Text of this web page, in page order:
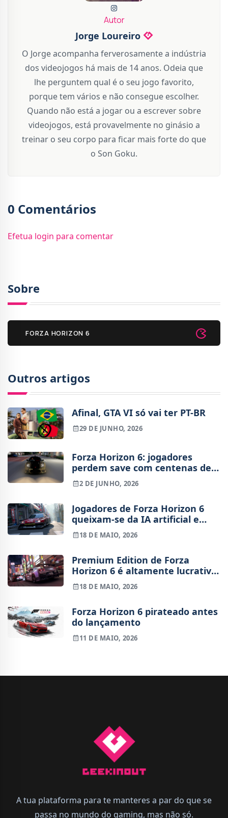
Autor
Jorge Loureiro
O Jorge acompanha ferverosamente a indústria
dos videojogos há mais de 14 anos. Odeia que
lhe perguntem qual é o seu jogo favorito,
porque tem vários e não consegue escolher.
Quando não está a jogar ou a escrever sobre
videojogos, está provavelmente no ginásio a
treinar o seu corpo para ficar mais forte do que
o Son Goku.
0 Comentários
Efetua login para comentar
Sobre
FORZA HORIZON 6
Outros artigos
Afinal, GTA VI só vai ter PT-BR
29 DE JUNHO, 2026
Forza Horizon 6: jogadores
perdem save com centenas de
horas devido a erro
2 DE JUNHO, 2026
Jogadores de Forza Horizon 6
queixam-se da IA artificial e
injusta
18 DE MAIO, 2026
Premium Edition de Forza
Horizon 6 é altamente lucrativa
para a Xbox
18 DE MAIO, 2026
Forza Horizon 6 pirateado antes
do lançamento
11 DE MAIO, 2026
A tua plataforma para te manteres a par do que se
passa no mundo do gaming, mas não só.